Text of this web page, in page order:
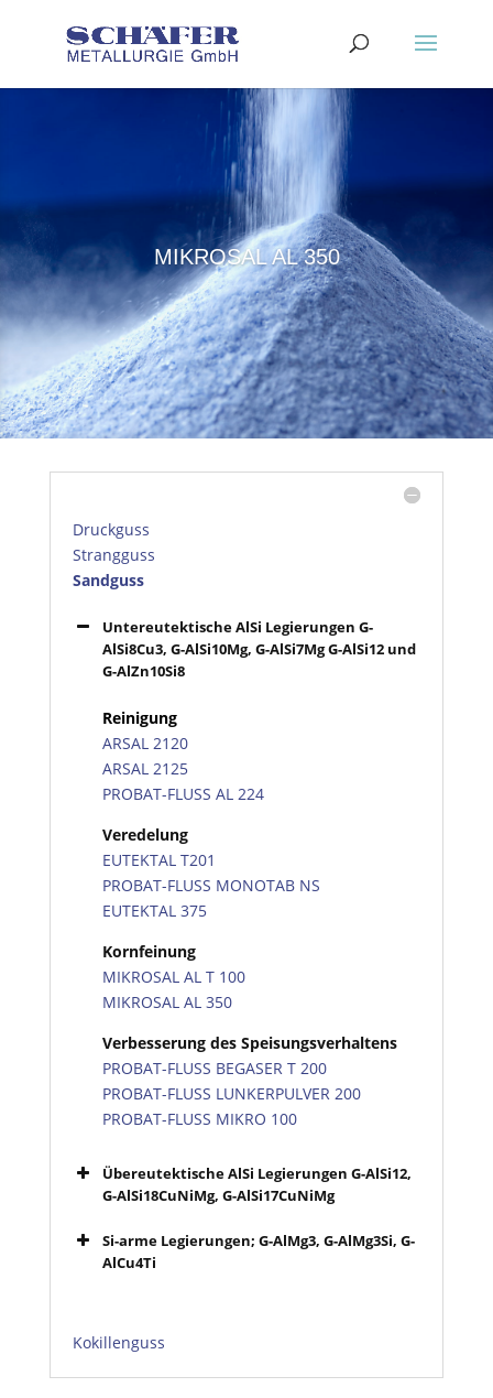
MIKROSAL AL 350
Druckguss
Strangguss
Sandguss
Untereutektische AlSi Legierungen G-
AlSi8Cu3, G-AlSi10Mg, G-AlSi7Mg G-AlSi12 und
G-AlZn10Si8
Reinigung
ARSAL 2120
ARSAL 2125
PROBAT-FLUSS AL 224
Veredelung
EUTEKTAL T201
PROBAT-FLUSS MONOTAB NS
EUTEKTAL 375
Kornfeinung
MIKROSAL AL T 100
MIKROSAL AL 350
Verbesserung des Speisungsverhaltens
PROBAT-FLUSS BEGASER T 200
PROBAT-FLUSS LUNKERPULVER 200
PROBAT-FLUSS MIKRO 100
Übereutektische AlSi Legierungen G-AlSi12,
G-AlSi18CuNiMg, G-AlSi17CuNiMg
Si-arme Legierungen; G-AlMg3, G-AlMg3Si, G-
AlCu4Ti
Kokillenguss